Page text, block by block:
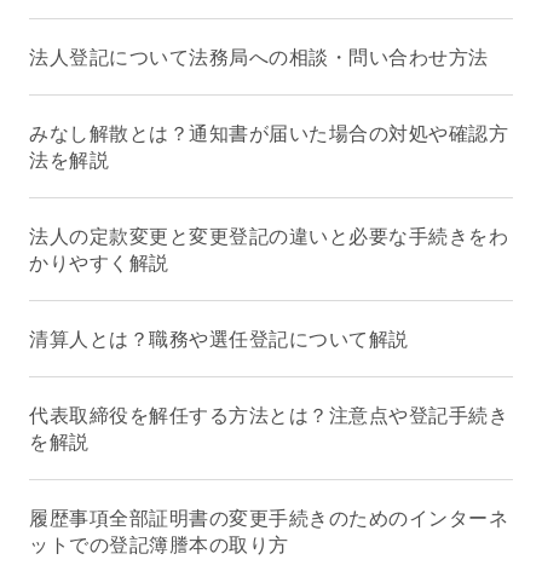
法人登記について法務局への相談・問い合わせ方法
みなし解散とは？通知書が届いた場合の対処や確認方
法を解説
法人の定款変更と変更登記の違いと必要な手続きをわ
かりやすく解説
清算人とは？職務や選任登記について解説
代表取締役を解任する方法とは？注意点や登記手続き
を解説
履歴事項全部証明書の変更手続きのためのインターネ
ットでの登記簿謄本の取り方